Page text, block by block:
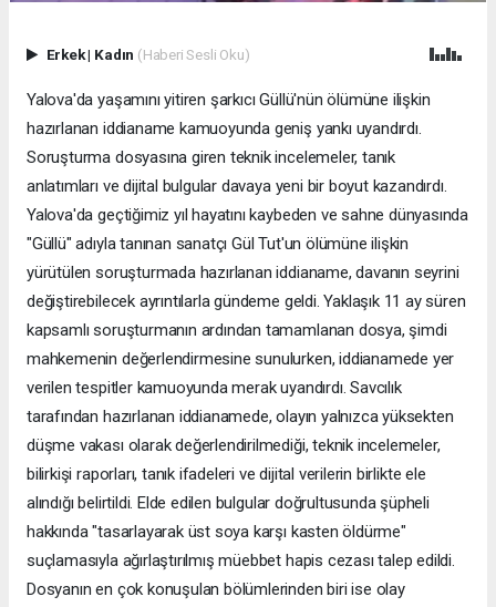
Erkek| Kadın (Haberi Sesli Oku)
Yalova'da yaşamını yitiren şarkıcı Güllü'nün ölümüne ilişkin
hazırlanan iddianame kamuoyunda geniş yankı uyandırdı.
Soruşturma dosyasına giren teknik incelemeler, tanık
anlatımları ve dijital bulgular davaya yeni bir boyut kazandırdı.
Yalova'da geçtiğimiz yıl hayatını kaybeden ve sahne dünyasında
"Güllü" adıyla tanınan sanatçı Gül Tut'un ölümüne ilişkin
yürütülen soruşturmada hazırlanan iddianame, davanın seyrini
değiştirebilecek ayrıntılarla gündeme geldi. Yaklaşık 11 ay süren
kapsamlı soruşturmanın ardından tamamlanan dosya, şimdi
mahkemenin değerlendirmesine sunulurken, iddianamede yer
verilen tespitler kamuoyunda merak uyandırdı. Savcılık
tarafından hazırlanan iddianamede, olayın yalnızca yüksekten
düşme vakası olarak değerlendirilmediği, teknik incelemeler,
bilirkişi raporları, tanık ifadeleri ve dijital verilerin birlikte ele
alındığı belirtildi. Elde edilen bulgular doğrultusunda şüpheli
hakkında "tasarlayarak üst soya karşı kasten öldürme"
suçlamasıyla ağırlaştırılmış müebbet hapis cezası talep edildi.
Dosyanın en çok konuşulan bölümlerinden biri ise olay